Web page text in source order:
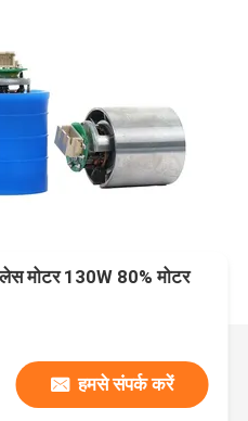
मोटर 130W 80% मोटर
हमसे संपर्क करें